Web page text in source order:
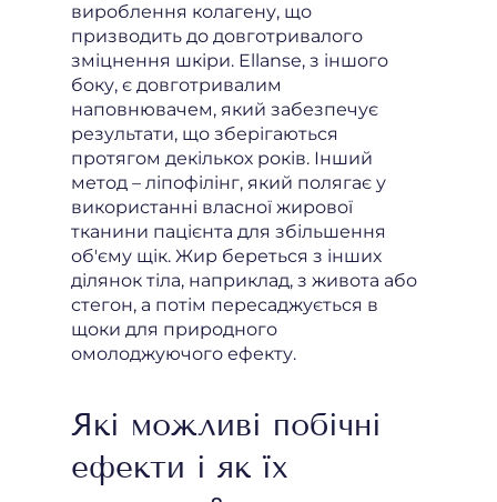
вироблення колагену, що
призводить до довготривалого
зміцнення шкіри. Ellanse, з іншого
боку, є довготривалим
наповнювачем, який забезпечує
результати, що зберігаються
протягом декількох років. Інший
метод – ліпофілінг, який полягає у
використанні власної жирової
тканини пацієнта для збільшення
об'єму щік. Жир береться з інших
ділянок тіла, наприклад, з живота або
стегон, а потім пересаджується в
щоки для природного
омолоджуючого ефекту.
Які можливі побічні
ефекти і як їх